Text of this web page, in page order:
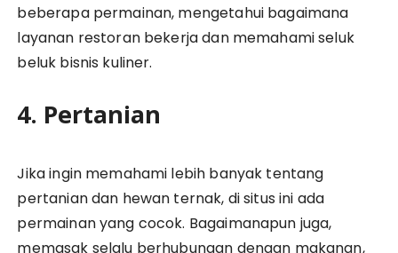
beberapa permainan, mengetahui bagaimana
layanan restoran bekerja dan memahami seluk
beluk bisnis kuliner.
4. Pertanian
Jika ingin memahami lebih banyak tentang
pertanian dan hewan ternak, di situs ini ada
permainan yang cocok. Bagaimanapun juga,
memasak selalu berhubungan dengan makanan,